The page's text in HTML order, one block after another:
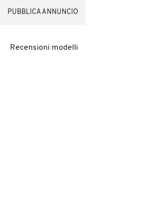
PUBBLICA ANNUNCIO
Recensioni modelli